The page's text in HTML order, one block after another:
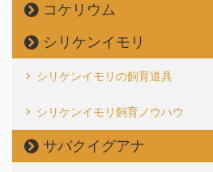
コケリウム
シリケンイモリ
シリケンイモリの飼育道具
シリケンイモリ飼育ノウハウ
サバクイグアナ